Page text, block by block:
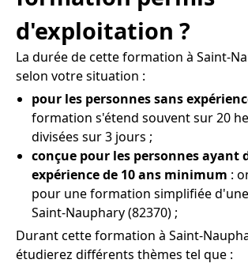
d'exploitation ?
La durée de cette formation à Saint-
selon votre situation :
pour les personnes sans
formation s'étend souvent sur 20
divisées sur 3 jours ;
conçue pour les personnes ayant
expérience de 10 ans minimum :
pour une formation simplifiée
Saint-Nauphary (82370) ;
Durant cette formation à Saint-
étudierez différents thèmes tel que :